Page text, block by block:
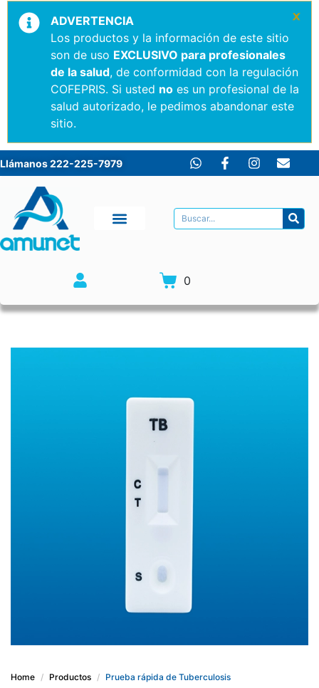
ADVERTENCIA
Los productos y la información de este sitio
son de uso EXCLUSIVO para profesionales
de la salud, de conformidad con la regulación
COFEPRIS. Si usted no es un profesional de la
salud autorizado, le pedimos abandonar este
sitio.
×
Llámanos 222-225-7979
0
Home Productos Prueba rápida de Tuberculosis